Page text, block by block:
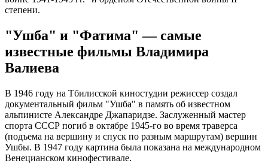
степени.
"Ушба" и "Фатима" — самые
известные фильмы Владимира
Валиева
В 1946 году на Тбилисской киностудии режиссер создал
документальный фильм "Ушба" в память об известном
альпинисте Александре Джапаридзе. Заслуженный мастер
спорта СССР погиб в октябре 1945-го во время траверса
(подъема на вершину и спуск по разным маршрутам) вершин
Ушбы. В 1947 году картина была показана на международном
Венецианском кинофестивале.